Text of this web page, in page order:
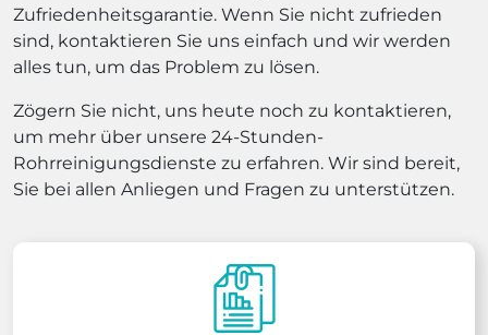
Zufriedenheitsgarantie. Wenn Sie nicht zufrieden
sind, kontaktieren Sie uns einfach und wir werden
alles tun, um das Problem zu lösen.
Zögern Sie nicht, uns heute noch zu kontaktieren,
um mehr über unsere 24-Stunden-
Rohrreinigungsdienste zu erfahren. Wir sind bereit,
Sie bei allen Anliegen und Fragen zu unterstützen.